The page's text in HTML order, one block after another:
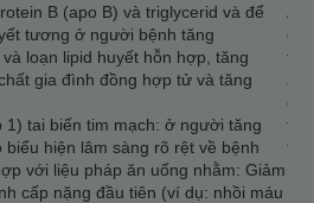
B (apo B) và triglycerid và để
tương ở người bệnh tăng
loạn lipid huyết hỗn hợp, tăng
gia đình đồng hợp tử và tăng
1) tai biến tim mạch: ở người tăng
hiện lâm sàng rõ rệt về bệnh
với liệu pháp ăn uống nhằm: Giảm
cấp nặng đầu tiên (ví dụ: nhồi máu